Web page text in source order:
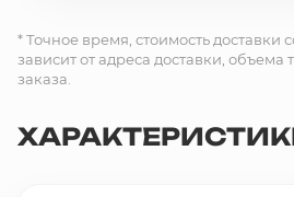
* Точное время, стоимость доставки
зависит от адреса доставки,
заказа.